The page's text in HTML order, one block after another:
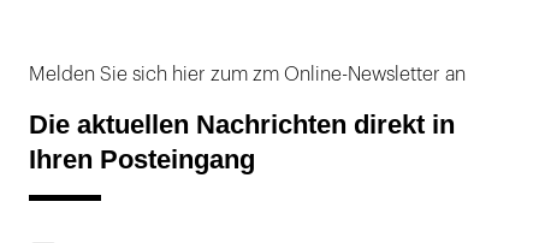
Melden Sie sich hier zum zm Online-Newsletter an
Die aktuellen Nachrichten direkt in
Ihren Posteingang